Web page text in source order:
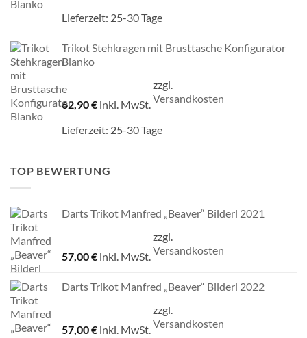
Lieferzeit: 25-30 Tage
Trikot Stehkragen mit Brusttasche Konfigurator
Blanko
62,90€ inkl. MwSt.
zzgl.
Versandkosten
Lieferzeit: 25-30 Tage
TOP BEWERTUNG
Darts Trikot Manfred „Beaver“ Bilderl 2021
57,00€ inkl. MwSt.
zzgl.
Versandkosten
Darts Trikot Manfred „Beaver“ Bilderl 2022
57,00€ inkl. MwSt.
zzgl.
Versandkosten